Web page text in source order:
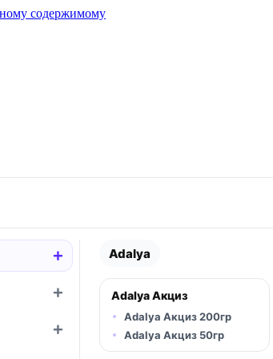
содержимому
+Раскрыть вложенные
+Раскрыть вложенные
+Раскрыть вложенные
Adalya
Adalya Акциз
Adalya Акциз 200гр
Adalya Акциз 50гр